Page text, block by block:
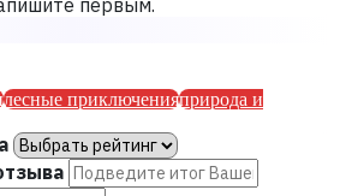
лесные приключенияприрода и